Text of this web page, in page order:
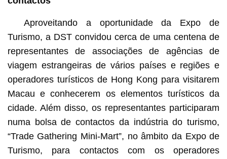
Aproveitando a oportunidade da Expo de
Turismo, a DST convidou cerca de uma centena de
representantes de associações de agências de
viagem estrangeiras de vários países e regiões e
operadores turísticos de Hong Kong para visitarem
Macau e conhecerem os elementos turísticos da
cidade. Além disso, os representantes participaram
numa bolsa de contactos da indústria do turismo,
“Trade Gathering Mini-Mart”, no âmbito da Expo de
Turismo, para contactos com os operadores